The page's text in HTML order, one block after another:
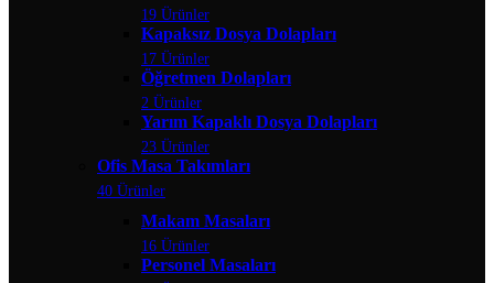
19 Ürünler
Kapaksız Dosya Dolapları
17 Ürünler
Öğretmen Dolapları
2 Ürünler
Yarım Kapaklı Dosya Dolapları
23 Ürünler
Ofis Masa Takımları
40 Ürünler
Makam Masaları
16 Ürünler
Personel Masaları